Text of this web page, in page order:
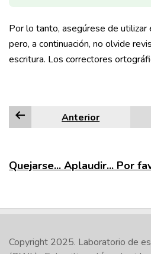
Por lo tanto, asegúrese de
pero, a continuación, no olvide
escritura. Los correctores
Anterior
Quejarse... Aplaudir... Por
Copyright 2025. Laboratorio de